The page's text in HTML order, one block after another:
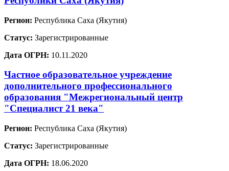
Регион: Республика Саха (Якутия)
Статус: Зарегистрированные
Дата ОГРН: 10.11.2020
Частное образовательное учреждение
дополнительного профессионального
образования "Межрегиональный центр
"Специалист 21 века"
Регион: Республика Саха (Якутия)
Статус: Зарегистрированные
Дата ОГРН: 18.06.2020